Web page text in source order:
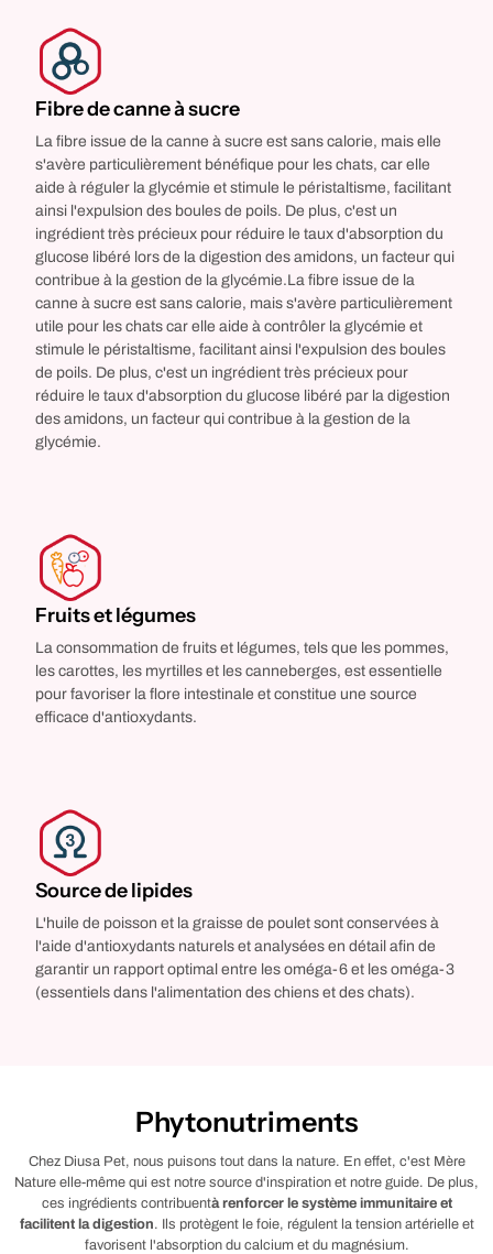
Fibre de canne à sucre
La fibre issue de la canne à sucre est sans calorie, mais elle
s'avère particulièrement bénéfique pour les chats, car elle
aide à réguler la glycémie et stimule le péristaltisme, facilitant
ainsi l'expulsion des boules de poils. De plus, c'est un
ingrédient très précieux pour réduire le taux d'absorption du
glucose libéré lors de la digestion des amidons, un facteur qui
contribue à la gestion de la glycémie.La fibre issue de la
canne à sucre est sans calorie, mais s'avère particulièrement
utile pour les chats car elle aide à contrôler la glycémie et
stimule le péristaltisme, facilitant ainsi l'expulsion des boules
de poils. De plus, c'est un ingrédient très précieux pour
réduire le taux d'absorption du glucose libéré par la digestion
des amidons, un facteur qui contribue à la gestion de la
glycémie.
Fruits et légumes
La consommation de fruits et légumes, tels que les pommes,
les carottes, les myrtilles et les canneberges, est essentielle
pour favoriser la flore intestinale et constitue une source
efficace d'antioxydants.
Source de lipides
L'huile de poisson et la graisse de poulet sont conservées à
l'aide d'antioxydants naturels et analysées en détail afin de
garantir un rapport optimal entre les oméga-6 et les oméga-3
(essentiels dans l'alimentation des chiens et des chats).
Phytonutriments
Chez Diusa Pet, nous puisons tout dans la nature. En effet, c'est Mère
Nature elle-même qui est notre source d'inspiration et notre guide. De plus,
ces ingrédients contribuentà renforcer le système immunitaire et
facilitent la digestion. Ils protègent le foie, régulent la tension artérielle et
favorisent l'absorption du calcium et du magnésium.